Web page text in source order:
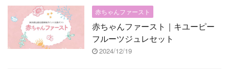
赤ちゃんファースト
赤ちゃんファースト｜キユーピー
フルーツジュレセット
2024/12/19